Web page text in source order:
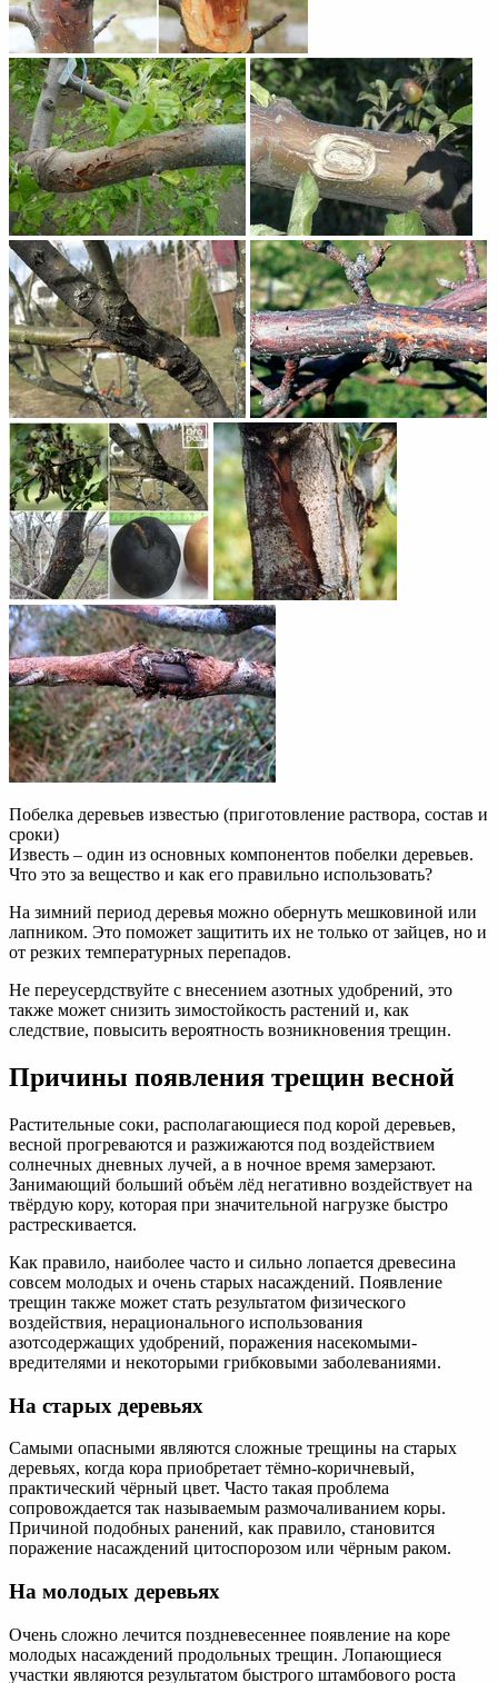
Побелка деревьев известью (приготовление раствора, состав и
сроки)
Известь – один из основных компонентов побелки деревьев.
Что это за вещество и как его правильно использовать?
На зимний период деревья можно обернуть мешковиной или
лапником. Это поможет защитить их не только от зайцев, но и
от резких температурных перепадов.
Не переусердствуйте с внесением азотных удобрений, это
также может снизить зимостойкость растений и, как
следствие, повысить вероятность возникновения трещин.
Причины появления трещин весной
Растительные соки, располагающиеся под корой деревьев,
весной прогреваются и разжижаются под воздействием
солнечных дневных лучей, а в ночное время замерзают.
Занимающий больший объём лёд негативно воздействует на
твёрдую кору, которая при значительной нагрузке быстро
растрескивается.
Как правило, наиболее часто и сильно лопается древесина
совсем молодых и очень старых насаждений. Появление
трещин также может стать результатом физического
воздействия, нерационального использования
азотсодержащих удобрений, поражения насекомыми-
вредителями и некоторыми грибковыми заболеваниями.
На старых деревьях
Самыми опасными являются сложные трещины на старых
деревьях, когда кора приобретает тёмно-коричневый,
практический чёрный цвет. Часто такая проблема
сопровождается так называемым размочаливанием коры.
Причиной подобных ранений, как правило, становится
поражение насаждений цитоспорозом или чёрным раком.
На молодых деревьях
Очень сложно лечится поздневесеннее появление на коре
молодых насаждений продольных трещин. Лопающиеся
участки являются результатом быстрого штамбового роста